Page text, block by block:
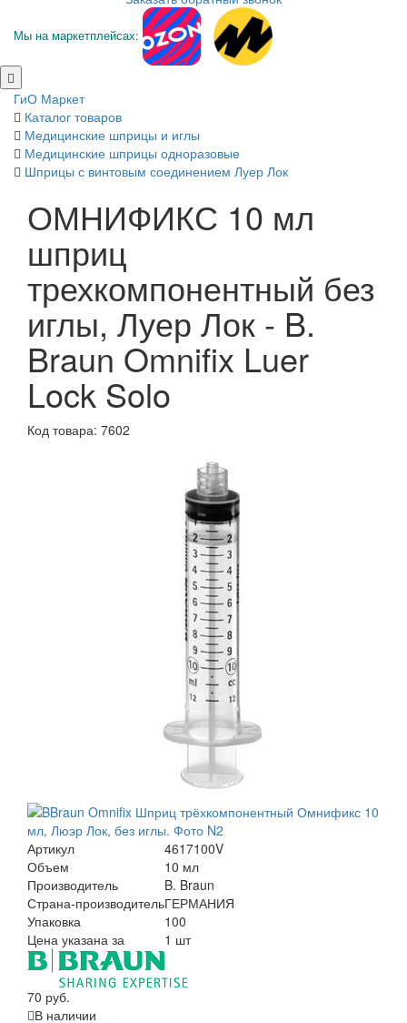
Мы на маркетплейсах:
ГиО Маркет
Каталог товаров
Медицинские шприцы и иглы
Медицинские шприцы одноразовые
Шприцы с винтовым соединением Луер Лок
ОМНИФИКС 10 мл
шприц
трехкомпонентный без
иглы, Луер Лок - B.
Braun Omnifix Luer
Lock Solo
Код товара: 7602
Артикул
4617100V
Объем
10 мл
Производитель
B. Braun
Страна-производительГЕРМАНИЯ
Упаковка
100
Цена указана за
1 шт
70 руб.
В наличии